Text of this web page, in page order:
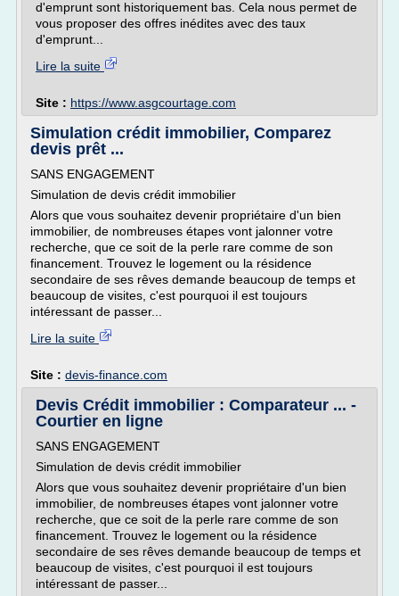
d'emprunt sont historiquement bas. Cela nous permet de
vous proposer des offres inédites avec des taux
d'emprunt...
Lire la suite
Site : https://www.asgcourtage.com
Simulation crédit immobilier, Comparez
devis prêt ...
SANS ENGAGEMENT
Simulation de devis crédit immobilier
Alors que vous souhaitez devenir propriétaire d'un bien
immobilier, de nombreuses étapes vont jalonner votre
recherche, que ce soit de la perle rare comme de son
financement. Trouvez le logement ou la résidence
secondaire de ses rêves demande beaucoup de temps et
beaucoup de visites, c'est pourquoi il est toujours
intéressant de passer...
Lire la suite
Site : devis-finance.com
Devis Crédit immobilier : Comparateur ... -
Courtier en ligne
SANS ENGAGEMENT
Simulation de devis crédit immobilier
Alors que vous souhaitez devenir propriétaire d'un bien
immobilier, de nombreuses étapes vont jalonner votre
recherche, que ce soit de la perle rare comme de son
financement. Trouvez le logement ou la résidence
secondaire de ses rêves demande beaucoup de temps et
beaucoup de visites, c'est pourquoi il est toujours
intéressant de passer...